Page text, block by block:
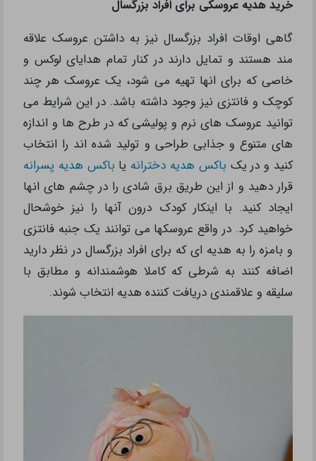
خرید هدیه عروسکی برای افراد بزرگسال
گاهی اوقات افراد بزرگسال نیز به داشتن عروسک علاقه
مند هستند و تمایل دارند در کنار تمام هدایای لوکس و
خاصی که برای انها تهیه می شود، یک عروسک هر چند
کوچک و فانتزی نیز وجود داشته باشد. در این شرایط می
توانید عروسک های نرم و پولیشی که در طرح ها و اندازه
های متنوع و جذابی طراحی و تولید شده اند را انتخاب
کنید و در یک باکس هدیه دخترانه یا باکس هدیه پسرانه
قرار دهید و از این طریق برق شادی را در چشم های انها
ایجاد کنید. با اینکار کودک درون آنها را نیز خوشحال
خواهید کرد. در واقع عروسکها می توانند یک جنبه فانتزی
و بامزه را به هدیه ای که برای افراد بزرگسال در نظر دارید
اضافه کنند به شرطی که کاملا هوشمندانه و مطابق با
سلیقه و علاقمندی دریافت کننده هدیه انتخاب شوند.